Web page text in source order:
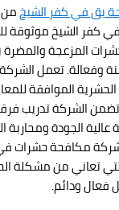
بق في كفر الشيخ
كفر الشيخ موثوقة
المزعجة والمضرة
وفعالة. تعمل
الموافقة
تضمن الشركة تدريب
الجودة
مكافحة حشرات في
التي تعاني من مشكلة
فعال ودائم.